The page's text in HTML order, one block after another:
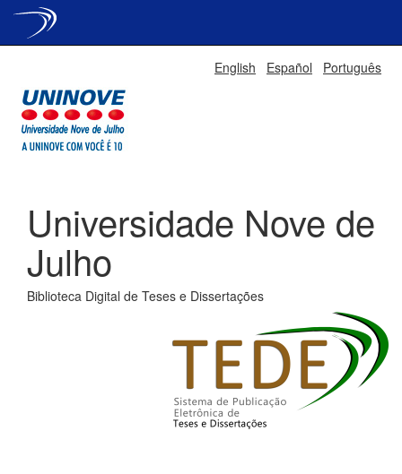
English Español Português
Universidade Nove de
Julho
Biblioteca Digital de Teses e Dissertações